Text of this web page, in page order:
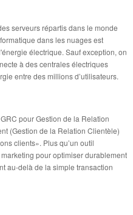
serveurs répartis dans le monde
dans les nuages est
électrique. Sauf exception, on
à des centrales électriques
entre des millions d’utilisateurs.
pour Gestion de la Relation
(Gestion de la Relation Clientèle)
clients». Plus qu’un outil
pour optimiser durablement
au-delà de la simple transaction